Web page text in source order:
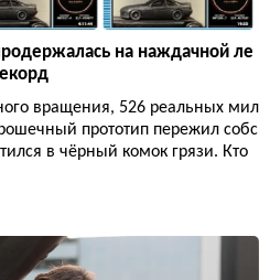
на наждачной ле
вращения, 526 реальных мил
прототип пережил собс
в чёрный комок грязи. Кто